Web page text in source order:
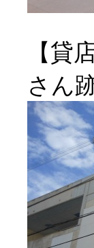
【貸
さん跡